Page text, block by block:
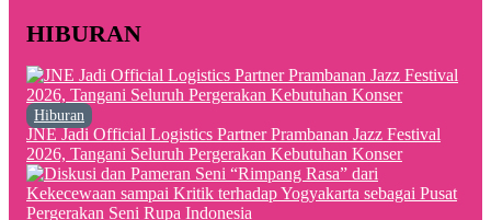
HIBURAN
Hiburan
JNE Jadi Official Logistics Partner Prambanan Jazz Festival
2026, Tangani Seluruh Pergerakan Kebutuhan Konser